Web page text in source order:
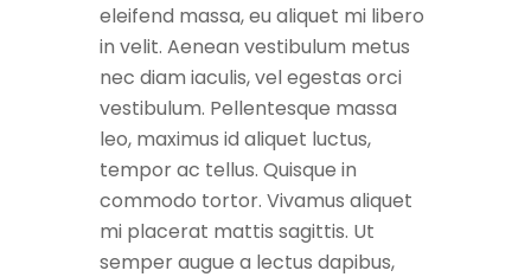
eleifend massa, eu aliquet mi libero
in velit. Aenean vestibulum metus
nec diam iaculis, vel egestas orci
vestibulum. Pellentesque massa
leo, maximus id aliquet luctus,
tempor ac tellus. Quisque in
commodo tortor. Vivamus aliquet
mi placerat mattis sagittis. Ut
semper augue a lectus dapibus,